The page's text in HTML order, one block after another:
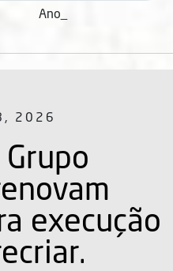
2026
Grupo
execução